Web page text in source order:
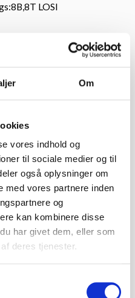
Om
vores indhold og
til sociale medier og til
også oplysninger om
med vores partnere inden
og
kan kombinere disse
har givet dem, eller som
deres tjenester.
LOSI